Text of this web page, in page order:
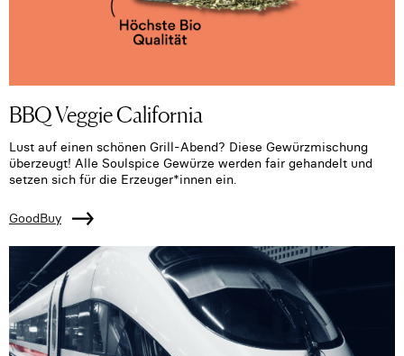
BBQ Veggie California
Lust auf einen schönen Grill-Abend? Diese Gewürzmischung
überzeugt! Alle Soulspice Gewürze werden fair gehandelt und
setzen sich für die Erzeuger*innen ein.
GoodBuy